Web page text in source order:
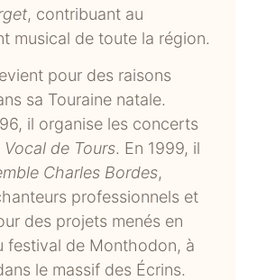
, contribuant au
musical de toute la région.
pour des raisons
sa Touraine natale.
il organise les concerts
Vocal de Tours. En 1999, il
Charles Bordes,
professionnels et
des projets menés en
festival de Monthodon, à
le massif des Écrins.